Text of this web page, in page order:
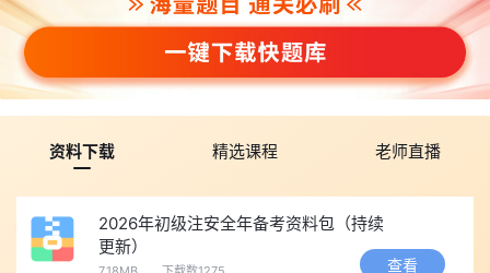
须先完成用户注册，并使用"照片审核处理工具"预处理电子证件照
再上传。
属地要求：应在现工作地或居住地(浙江省内)报考，中央部属
三、报考条件(考全科)
点击免费进入>>初级注安师报考条件查询页面，一键查询是否
符合报名要求
遵守宪法法律、具备良好业务素质和道德品行，且符合下列条
资料下载 精选课程 老师直播
2026年初级注安全年备考资料包（持续
更新）
查看